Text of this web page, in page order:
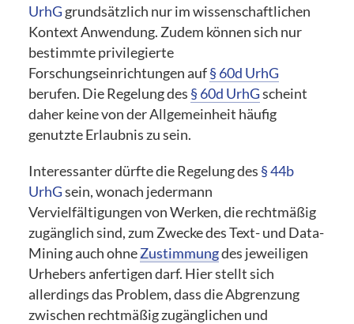
UrhG grundsätzlich nur im wissenschaftlichen
Kontext Anwendung. Zudem können sich nur
bestimmte privilegierte
Forschungseinrichtungen auf§ 60d UrhG
berufen. Die Regelung des § 60d UrhGscheint
daher keine von der Allgemeinheit häufig
genutzte Erlaubnis zu sein.
Interessanter dürfte die Regelung des § 44b
UrhGsein, wonach jedermann
Vervielfältigungen von Werken, die rechtmäßig
zugänglich sind, zum Zwecke des Text- und Data-
Mining auch ohneZustimmungdes jeweiligen
Urhebers anfertigen darf. Hier stellt sich
allerdings das Problem, dass die Abgrenzung
zwischen rechtmäßig zugänglichen und